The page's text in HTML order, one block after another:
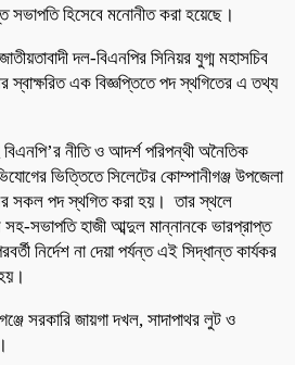
সভাপতি হিসেবে মনোনীত করা হয়েছে।
দল-বিএনপির সিনিয়র যুগ্ম মহাসচিব
এক বিজ্ঞপ্তিতে পদ স্থগিতের এ তথ্য
বিএনপি’র নীতি ও আদর্শ পরিপন্থী অনৈতিক
ভিত্তিতে সিলেটের কোম্পানীগঞ্জ উপজেলা
সকল পদ স্থগিত করা হয়। তার স্থলে
সহ-সভাপতি হাজী আব্দুল মান্নানকে ভারপ্রাপ্ত
নির্দেশ না দেয়া পর্যন্ত এই সিদ্ধান্ত কার্যকর
সরকারি জায়গা দখল, সাদাপাথর লুট ও